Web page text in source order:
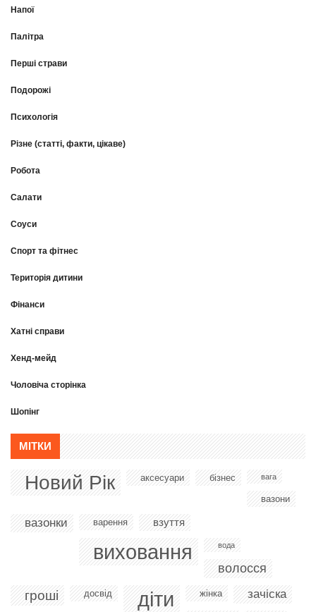
Напої
Палітра
Перші страви
Подорожі
Психологія
Різне (статті, факти, цікаве)
Робота
Салати
Соуси
Спорт та фітнес
Територія дитини
Фінанси
Хатні справи
Хенд-мейд
Чоловіча сторінка
Шопінг
МІТКИ
Новий Рік аксесуари бізнес вага
вазони
вазонки варення взуття
виховання вода
волосся
гроші досвід діти жінка зачіска